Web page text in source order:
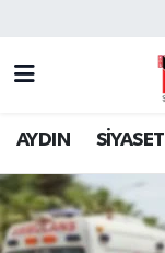
AYDIN SİYASET